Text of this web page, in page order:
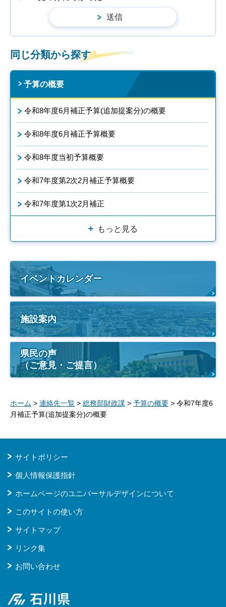
同じ分類から探す
予算の概要
令和8年度6月補正予算(追加提案分)の概要
令和8年度6月補正予算概要
令和8年度当初予算概要
令和7年度第2次2月補正予算概要
令和7年度第1次2月補正
もっと見る
イベントカレンダー
施設案内
県民の声
（ご意見・ご提言）
ホーム > 連絡先一覧 > 総務部財政課 > 予算の概要 > 令和7年度6
月補正予算(追加提案分)の概要
サイトポリシー
個人情報保護指針
ホームページのユニバーサルデザインについて
このサイトの使い方
サイトマップ
リンク集
お問い合わせ
石川県